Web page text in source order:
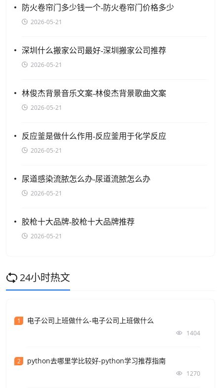
防火卷帘门多少钱一个-防火卷帘门价格多少
2026-05-21
深圳什么搬家公司最好-深圳搬家公司推荐
2026-05-21
林俊杰背景音乐文案-林俊杰背景歌曲文案
2026-05-21
反应釜是做什么作用-反应釜用于化学反应
2026-05-21
尿道感染流脓怎么办-尿道流脓怎么办
2026-05-21
胶枪十大品牌-胶枪十大品牌推荐
2026-05-21
24小时热文
1 电子公司上班做什么-电子公司上班做什么
1404
2 python去哪里学比较好-python学习推荐指南
1270